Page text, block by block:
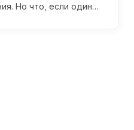
Но что, если один…